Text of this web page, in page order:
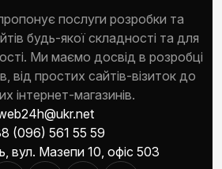
послуги розробки та
будь-якої складності та для
Ми маємо досвід в розробці
від простих сайтів-візиток до
інтернет-магазинів.
(096) 561 55 59
вул. Мазепи 10, офіс 503